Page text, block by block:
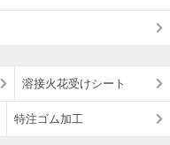
溶接火花受けシート
特注ゴム加工